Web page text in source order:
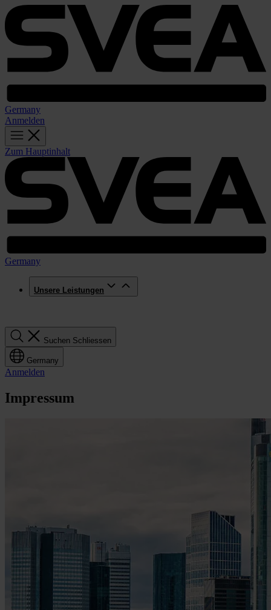
Germany
Anmelden
Zum Hauptinhalt
Germany
Unsere Leistungen
Suchen Schliessen
Germany
Anmelden
Impressum